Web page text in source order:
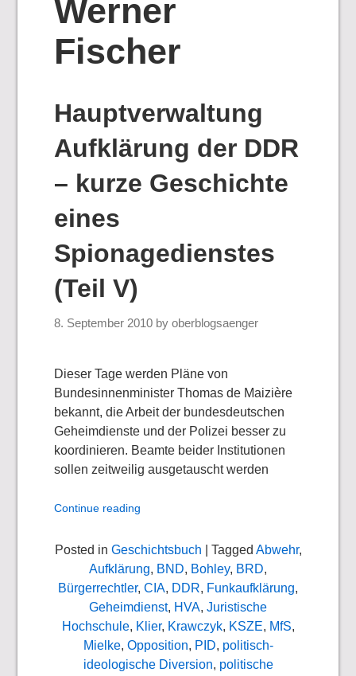
Werner
Fischer
Hauptverwaltung
Aufklärung der DDR
– kurze Geschichte
eines
Spionagedienstes
(Teil V)
8. September 2010 byoberblogsaenger
Dieser Tage werden Pläne von
Bundesinnenminister Thomas de Maizière
bekannt, die Arbeit der bundesdeutschen
Geheimdienste und der Polizei besser zu
koordinieren. Beamte beider Institutionen
sollen zeitweilig ausgetauscht werden
Continue reading
Posted in Geschichtsbuch | Tagged Abwehr,
Aufklärung, BND, Bohley, BRD,
Bürgerrechtler, CIA, DDR, Funkaufklärung,
Geheimdienst, HVA, Juristische
Hochschule, Klier, Krawczyk, KSZE, MfS,
Mielke, Opposition, PID, politisch-
ideologische Diversion, politische